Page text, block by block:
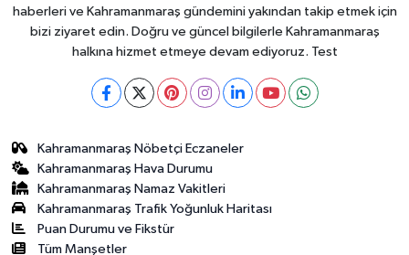
haberleri ve Kahramanmaraş gündemini yakından takip etmek için
bizi ziyaret edin. Doğru ve güncel bilgilerle Kahramanmaraş
halkına hizmet etmeye devam ediyoruz. Test
Kahramanmaraş Nöbetçi Eczaneler
Kahramanmaraş Hava Durumu
Kahramanmaraş Namaz Vakitleri
Kahramanmaraş Trafik Yoğunluk Haritası
Puan Durumu ve Fikstür
Tüm Manşetler